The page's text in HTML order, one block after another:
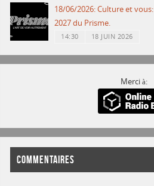
18/06/2026: Culture et
2027 du Prisme.
14:30 18 JUIN 2026
Merci à:
COMMENTAIRES